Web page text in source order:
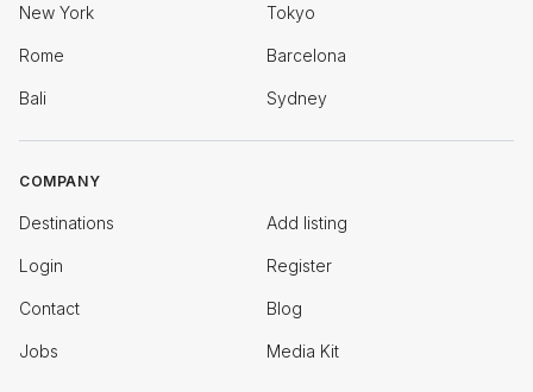
New York Tokyo
Rome Barcelona
Bali Sydney
COMPANY
Destinations Add listing
Login Register
Contact Blog
Jobs Media Kit